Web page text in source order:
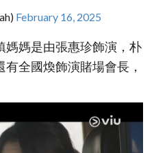
February 16, 2025
媽媽是由張惠珍飾演，朴
全國煥飾演賭場會長，